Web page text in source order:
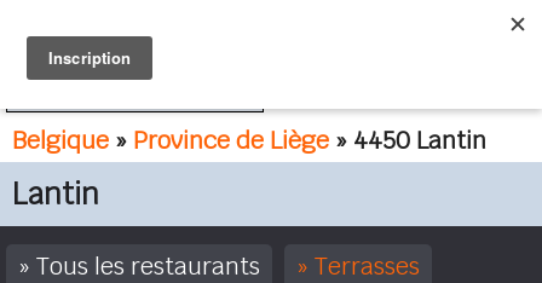
Belgique » Province de Liège » 4450 Lantin
Lantin
Tous les restaurants Terrasses